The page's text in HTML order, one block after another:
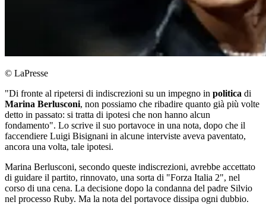
© LaPresse
"Di fronte al ripetersi di indiscrezioni su un impegno in politica di
Marina Berlusconi, non possiamo che ribadire quanto già più volte
detto in passato: si tratta di ipotesi che non hanno alcun
fondamento". Lo scrive il suo portavoce in una nota, dopo che il
faccendiere Luigi Bisignani in alcune interviste aveva paventato,
ancora una volta, tale ipotesi.
Marina Berlusconi, secondo queste indiscrezioni, avrebbe accettato
di guidare il partito, rinnovato, una sorta di "Forza Italia 2", nel
corso di una cena. La decisione dopo la condanna del padre Silvio
nel processo Ruby. Ma la nota del portavoce dissipa ogni dubbio.